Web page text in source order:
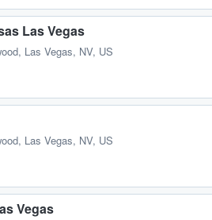
Las Vegas
, Las Vegas, NV, US
, Las Vegas, NV, US
Vegas